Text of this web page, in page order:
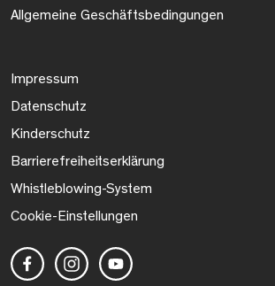
Allgemeine Geschäftsbedingungen
Impressum
Datenschutz
Kinderschutz
Barrierefreiheitserklärung
Whistleblowing-System
Cookie-Einstellungen